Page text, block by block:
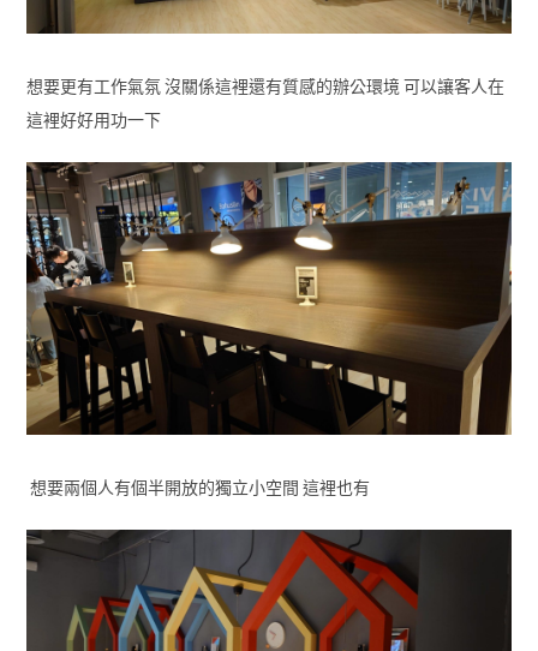
想要更有工作氣氛 沒關係這裡還有質感的辦公環境 可以讓客人在
這裡好好用功一下
想要兩個人有個半開放的獨立小空間 這裡也有